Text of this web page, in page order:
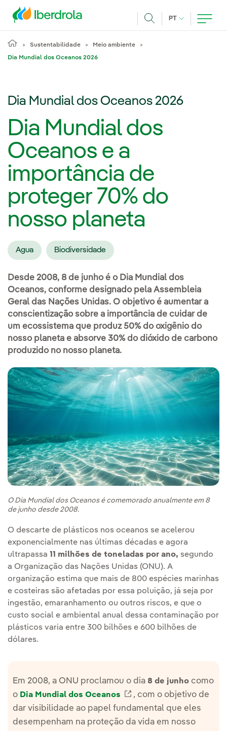
PT IDIOMA ATUAL,
Sustentabilidade Meio ambiente
Dia Mundial dos Oceanos 2026
Dia Mundial dos Oceanos 2026
Dia Mundial dos
Oceanos e a
importância de
proteger 70% do
nosso planeta
Agua Biodiversidade
Desde 2008, 8 de junho é o Dia Mundial dos
Oceanos, conforme designado pela Assembleia
Geral das Nações Unidas. O objetivo é aumentar a
conscientização sobre a importância de cuidar de
um ecossistema que produz 50% do oxigênio do
nosso planeta e absorve 30% do dióxido de carbono
produzido no nosso planeta.
O Dia Mundial dos Oceanos é comemorado anualmente em 8
de junho desde 2008.
O descarte de plásticos nos oceanos se acelerou
exponencialmente nas últimas décadas e agora
ultrapassa 11 milhões de toneladas por ano, segundo
a Organização das Nações Unidas (ONU). A
organização estima que mais de 800 espécies marinhas
e costeiras são afetadas por essa poluição, já seja por
ingestão, emaranhamento ou outros riscos, e que o
custo social e ambiental anual dessa contaminação por
plásticos varia entre 300 bilhões e 600 bilhões de
dólares.
Em 2008, a ONU proclamou o dia 8 de junho como
o Dia Mundial dos Oceanos Enlace externo, se abre
, com o objetivo de
dar visibilidade ao papel fundamental que eles
desempenham na proteção da vida em nosso